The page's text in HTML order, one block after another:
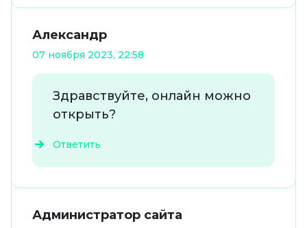
Александр
07 ноября 2023, 22:58
Здравствуйте, онлайн можно
открыть?
Ответить
Администратор сайта